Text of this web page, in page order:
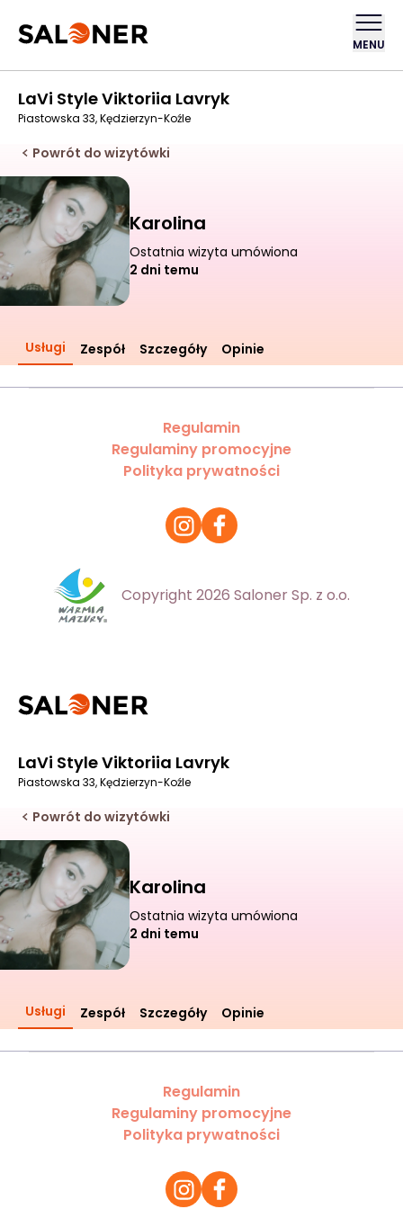
MENU
LaVi Style Viktoriia Lavryk
Piastowska 33, Kędzierzyn-Koźle
Powrót do wizytówki
Karolina
Ostatnia wizyta umówiona
2 dni temu
Usługi Zespół Szczegóły Opinie
Regulamin
Regulaminy promocyjne
Polityka prywatności
Copyright 2026 Saloner Sp. z o.o.
LaVi Style Viktoriia Lavryk
Piastowska 33, Kędzierzyn-Koźle
Powrót do wizytówki
Karolina
Ostatnia wizyta umówiona
2 dni temu
Usługi Zespół Szczegóły Opinie
Regulamin
Regulaminy promocyjne
Polityka prywatności